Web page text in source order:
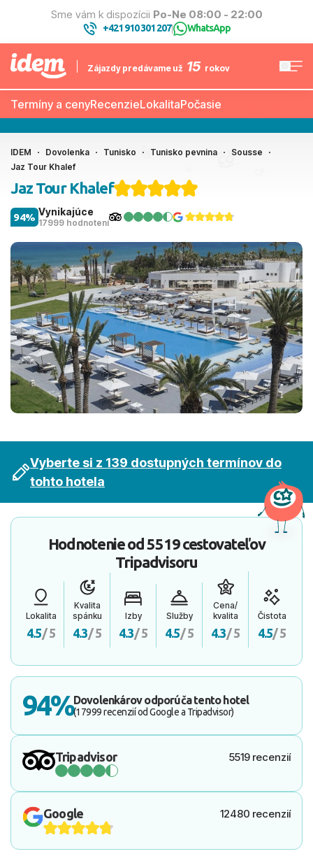
Sme vám k dispozícii Po-Ne 08:00 - 22:00
+421 910 301 207| WhatsApp
Zájazdy predávame už 15 rokov
Termíny a cenyRecenzieLokalitaPočasie
IDEM Dovolenka Tunisko Tunisko pevnina
Sousse
Jaz Tour Khalef
Jaz Tour Khalef
Vynikajúce
17999 hodnotení
94%
Vyberte si z 139 dostupných termínov do
tohto hotela
Hodnotenie od5519 cestovateľov
Tripadvisoru
Lokalita
4.5/ 5
Kvalita
spánku
4.3/ 5
Izby
4.3/ 5
Služby
4.5/ 5
Cena/
kvalita
4.3/ 5
Čistota
4.5/ 5
94%Dovolenkárov odporúča tento hotel
(17999 recenzií od Google a Tripadvisor)
Tripadvisor 5519 recenzií
Google 12480 recenzií